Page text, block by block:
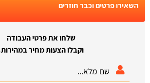
השאירו פרטים וכבר חוזרים
שלחו את פרטי העבודה
וקבלו הצעות מחיר